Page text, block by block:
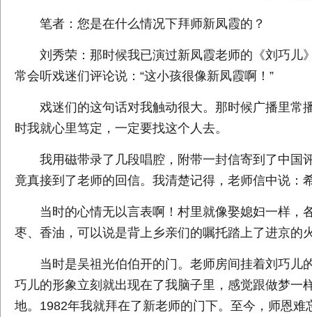
笔者：您是在什么情况下拜师新凤霞的？
刘秀荣：那时候我已演过新凤霞老师的《刘巧儿
常会听戏迷们评论说：“这小孩很像新凤霞啊！”
戏迷们的这句话对我触动很大。那时候广播里常
时我就心里笃定，一定要找这个人去。
我用磁带录了几段唱腔，附带一封信寄到了中国
竟真接到了老师的回信。我清楚记得，老师信中说
当时的心情无以言表啊！村里就像娶媳妇一样，
枣、香油，可以说是背上乡亲们的嘱托踏上了进京的
当时是吴祖光伯伯开的门。老师房间挂着刘巧儿
巧儿的形象立刻就出现在了我脑子里，感觉跟做梦
地。1982年我就拜在了新老师的门下。至今，师恩难